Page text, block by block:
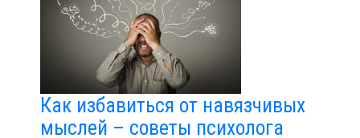
Как избавиться от навязчивых
мыслей – советы психолога